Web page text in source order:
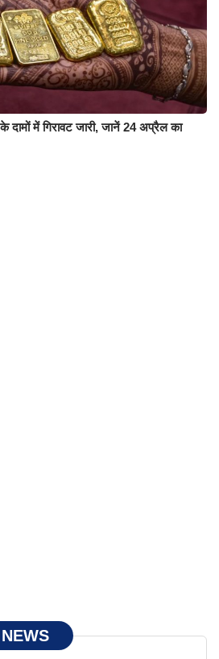
में गिरावट जारी, जानें 24 अप्रैल का